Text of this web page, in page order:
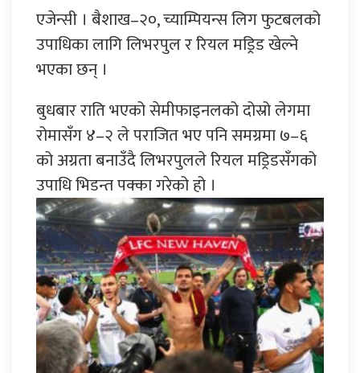
एजेन्सी । बैशाख–२०, च्याम्पियन्स लिग फुटबलको
उपाधिका लागि लिभरपुल र रियल मड्रिड खेल्ने
भएका छन् ।
बुधबार राति भएको सेमीफाइनलको दोस्रो लेगमा
रोमासँग ४–२ ले पराजित भए पनि समग्रमा ७–६
को अग्रता बनाउँदै लिभरपुलले रियल मड्रिडसँगको
उपाधि भिडन्त पक्का गरेको हो ।